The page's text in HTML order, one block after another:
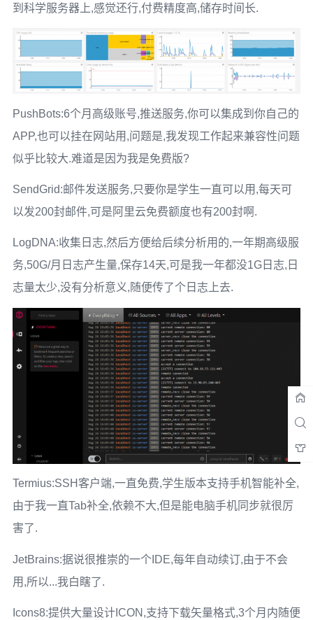
到科学服务器上,感觉还行,付费精度高,储存时间长.
PushBots:6个月高级账号,推送服务,你可以集成到你自己的
APP,也可以挂在网站用,问题是,我发现工作起来兼容性问题
似乎比较大.难道是因为我是免费版?
SendGrid:邮件发送服务,只要你是学生一直可以用,每天可
以发200封邮件,可是阿里云免费额度也有200封啊.
LogDNA:收集日志,然后方便给后续分析用的,一年期高级服
务,50G/月日志产生量,保存14天,可是我一年都没1G日志,日
志量太少,没有分析意义,随便传了个日志上去.
Termius:SSH客户端,一直免费,学生版本支持手机智能补全,
由于我一直Tab补全,依赖不大,但是能电脑手机同步就很厉
害了.
JetBrains:据说很推崇的一个IDE,每年自动续订,由于不会
用,所以...我白瞎了.
Icons8:提供大量设计ICON,支持下载矢量格式,3个月内随便